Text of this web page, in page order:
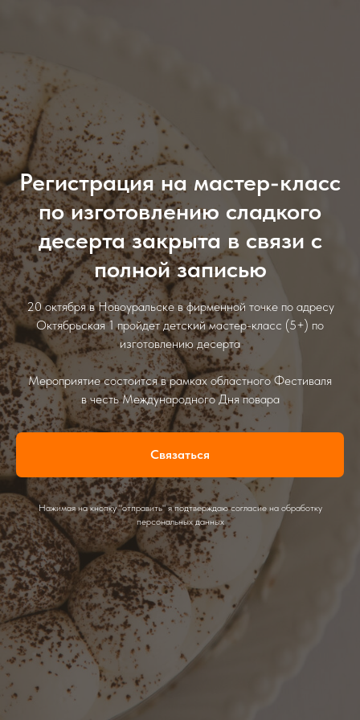
Регистрация на мастер-класс
по изготовлению сладкого
десерта закрыта в связи с
полной записью
20 октября в Новоуральске в фирменной точке по адресу
Октябрьская 1 пройдет детский мастер-класс (5+) по
изготовлению десерта
Мероприятие состоится в рамках областного Фестиваля
в честь Международного Дня повара
Связаться
Нажимая на кнопку "отправить" я подтверждаю согласие на обработку
персональных данных